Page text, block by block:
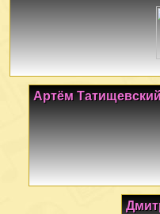
Артём